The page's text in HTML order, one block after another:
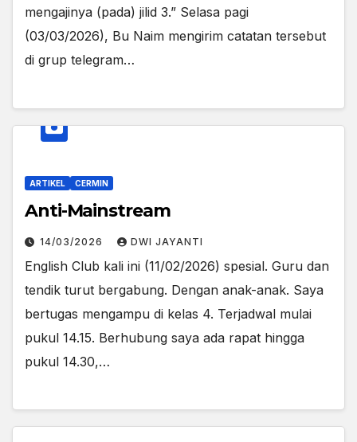
mengajinya (pada) jilid 3.” Selasa pagi
(03/03/2026), Bu Naim mengirim catatan tersebut
di grup telegram…
ARTIKEL CERMIN
Anti-Mainstream
14/03/2026 DWI JAYANTI
English Club kali ini (11/02/2026) spesial. Guru dan
tendik turut bergabung. Dengan anak-anak. Saya
bertugas mengampu di kelas 4. Terjadwal mulai
pukul 14.15. Berhubung saya ada rapat hingga
pukul 14.30,…